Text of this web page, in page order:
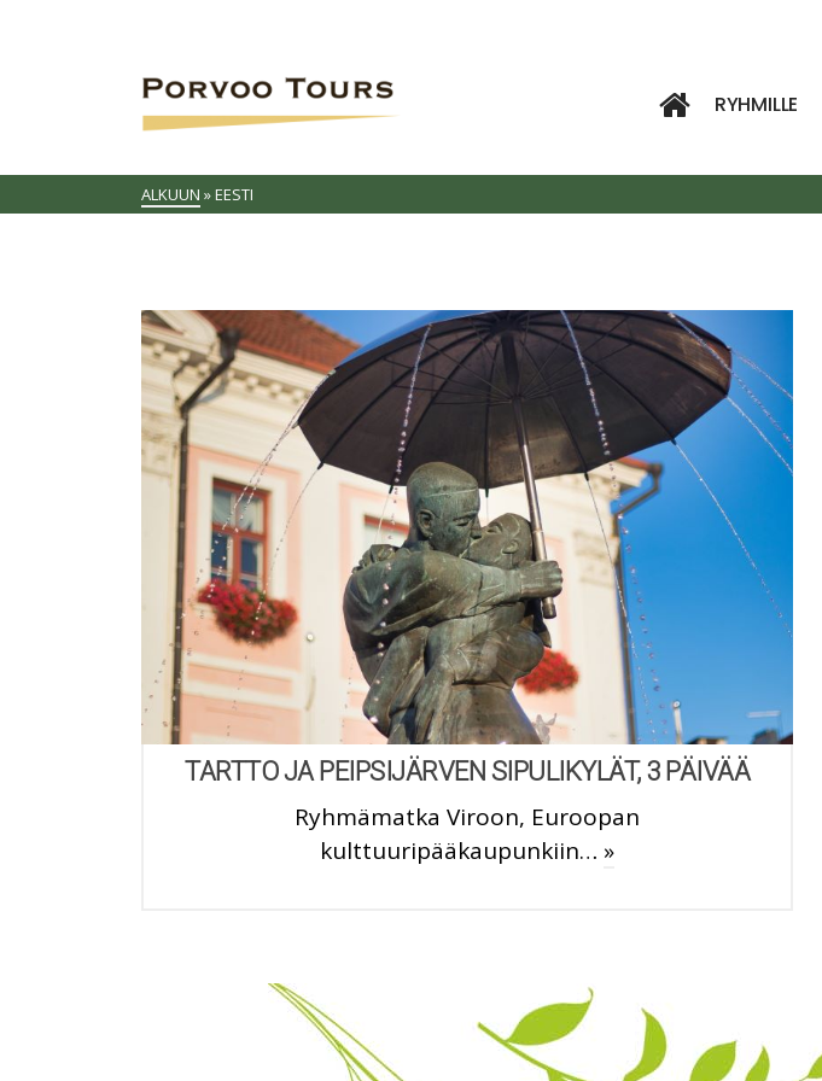
RYHMILLE
ALKUUN »EESTI
TARTTO JA PEIPSIJÄRVEN SIPULIKYLÄT, 3 PÄIVÄÄ
Ryhmämatka Viroon, Euroopan
kulttuuripääkaupunkiin… »